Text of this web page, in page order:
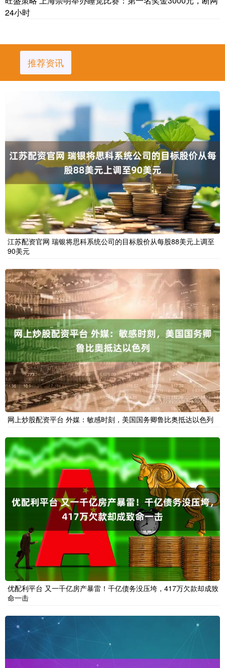
24小时
推荐资讯
江苏配资官网 瑞银将思科系统公司的目标股价从每股88美元上调至
90美元
网上炒股配资平台 外媒：敏感时刻，美国国务卿鲁比奥抵达以色列
优配利平台 又一千亿房产暴雷！千亿债务没压垮，417万欠款却成致
命一击